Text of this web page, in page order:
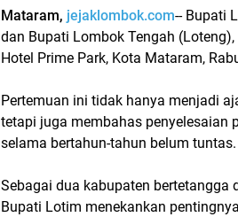
Mataram, jejaklombok.com-- Bupati
dan Bupati Lombok Tengah
Hotel Prime Park, Kota Mataram,
Pertemuan ini tidak hanya menjadi
tetapi juga membahas penyelesaian
selama bertahun-tahun belum tuntas.
Sebagai dua kabupaten bertetangga
Bupati Lotim menekankan